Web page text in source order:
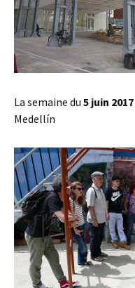
La semaine du 5 juin 2017
Medellín